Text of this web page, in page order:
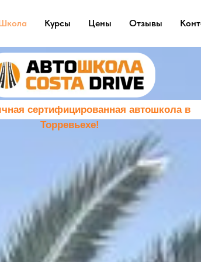
Курсы Цены Отзывы
автошкола в
Торревьехе!